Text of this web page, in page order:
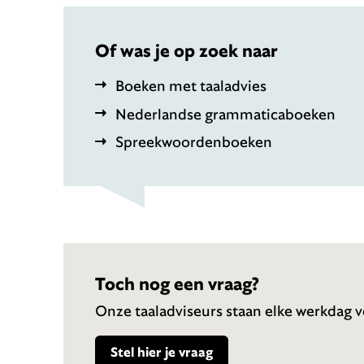
Of was je op zoek naar
Boeken met taaladvies
Nederlandse grammaticaboeken
Spreekwoordenboeken
Toch nog een vraag?
Onze taaladviseurs staan elke werkdag
Stel hier je vraag